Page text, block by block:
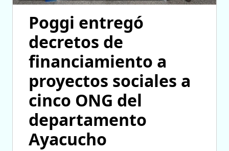
Poggi entregó
decretos de
financiamiento a
proyectos sociales a
cinco ONG del
departamento
Ayacucho